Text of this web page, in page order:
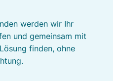
werden wir Ihr
und gemeinsam mit
finden, ohne